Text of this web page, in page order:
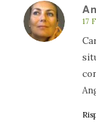
17